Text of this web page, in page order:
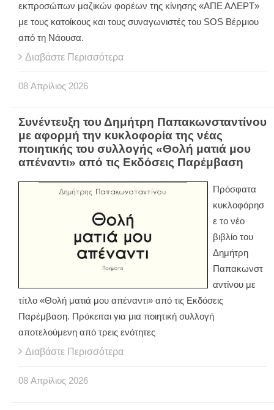
εκπροσώπων μαζικών φορέων της κίνησης «ΑΠΕ ΑΛΕΡΤ»
με τους κατοίκους και τους συναγωνιστές του SOS Βέρμιου
από τη Νάουσα.
Διαβάστε Περισσότερα
08 Απρίλιος 2026
Συνέντευξη του Δημήτρη Παπακωνσταντίνου
με αφορμή την κυκλοφορία της νέας
ποιητικής του συλλογής «Θολή ματιά μου
απέναντι» από τις Εκδόσεις Παρέμβαση
Πρόσφατα
κυκλοφόρησ
ε το νέο
βιβλίο του
Δημήτρη
Παπακωνστ
αντίνου με
τίτλο «Θολή ματιά μου απέναντι» από τις Εκδόσεις
Παρέμβαση. Πρόκειται για μια ποιητική συλλογή
αποτελούμενη από τρεις ενότητες
Διαβάστε Περισσότερα
08 Απρίλιος 2026